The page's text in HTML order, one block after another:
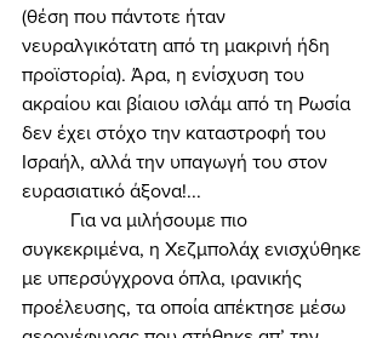
(θέση που πάντοτε ήταν
νευραλγικότατη από τη μακρινή ήδη
προϊστορία). Άρα, η ενίσχυση του
ακραίου και βίαιου ισλάμ από τη Ρωσία
δεν έχει στόχο την καταστροφή του
Ισραήλ, αλλά την υπαγωγή του στον
ευρασιατικό άξονα!...
συγκεκριμένα, η Χεζμπολάχ ενισχύθηκε
με υπερσύγχρονα όπλα, ιρανικής
προέλευσης, τα οποία απέκτησε μέσω